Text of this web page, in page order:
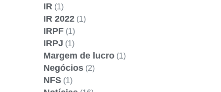
IR (1)
IR 2022 (1)
IRPF (1)
IRPJ (1)
Margem de lucro (1)
Negócios (2)
NFS (1)